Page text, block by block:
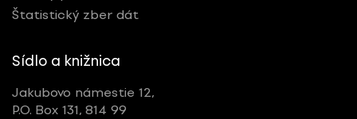
Štatistický zber dát
Sídlo a knižnica
Jakubovo námestie 12,
P.O. Box 131, 814 99